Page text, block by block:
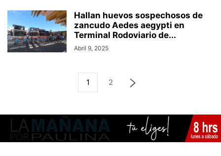
Hallan huevos sospechosos de
zancudo Aedes aegypti en
Terminal Rodoviario de...
Abril 9, 2025
1 2